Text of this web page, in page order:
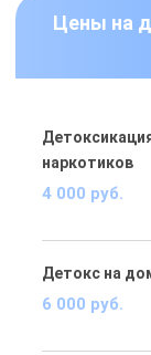
Цены на
наркотиков
4 000 руб.
Детокс на
6 000 руб.